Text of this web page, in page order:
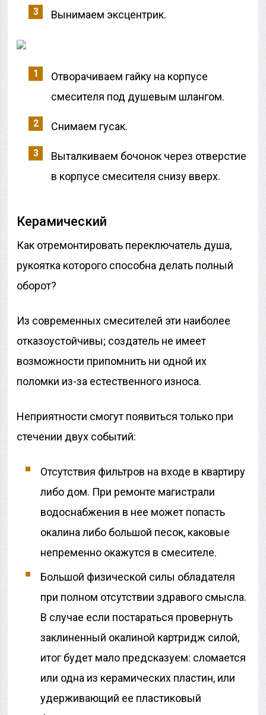
Вынимаем эксцентрик.
Отворачиваем гайку на корпусе
смесителя под душевым шлангом.
Снимаем гусак.
Выталкиваем бочонок через отверстие
в корпусе смесителя снизу вверх.
Керамический
Как отремонтировать переключатель душа,
рукоятка которого способна делать полный
оборот?
Из современных смесителей эти наиболее
отказоустойчивы; создатель не имеет
возможности припомнить ни одной их
поломки из-за естественного износа.
Неприятности смогут появиться только при
стечении двух событий:
Отсутствия фильтров на входе в квартиру
либо дом. При ремонте магистрали
водоснабжения в нее может попасть
окалина либо большой песок, каковые
непременно окажутся в смесителе.
Большой физической силы обладателя
при полном отсутствии здравого смысла.
В случае если постараться провернуть
заклиненный окалиной картридж силой,
итог будет мало предсказуем: сломается
или одна из керамических пластин, или
удерживающий ее пластиковый